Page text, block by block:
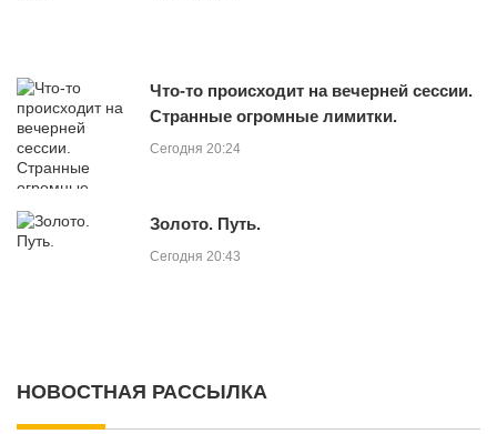
Что-то происходит на вечерней сессии.
Странные огромные лимитки.
Сегодня 20:24
Золото. Путь.
Сегодня 20:43
НОВОСТНАЯ РАССЫЛКА